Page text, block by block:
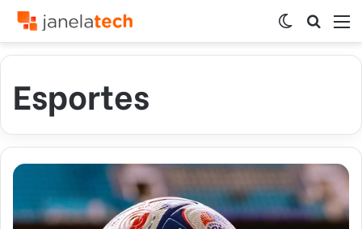
por
Switch
skin
Esportes